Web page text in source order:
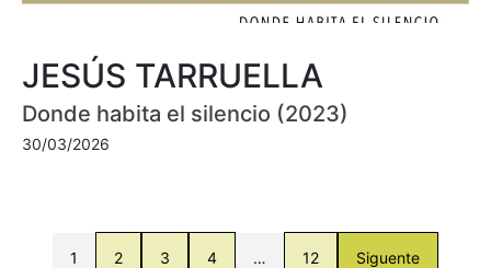
JESÚS TARRUELLA
Donde habita el silencio (2023)
30/03/2026
1 2 3 4 … 12 Siguente